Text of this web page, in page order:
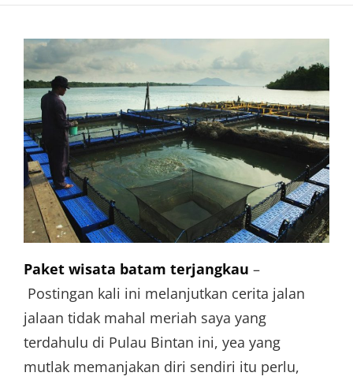
Paket wisata batam terjangkau –
Postingan kali ini melanjutkan cerita jalan
jalaan tidak mahal meriah saya yang
terdahulu di Pulau Bintan ini, yea yang
mutlak memanjakan diri sendiri itu perlu,